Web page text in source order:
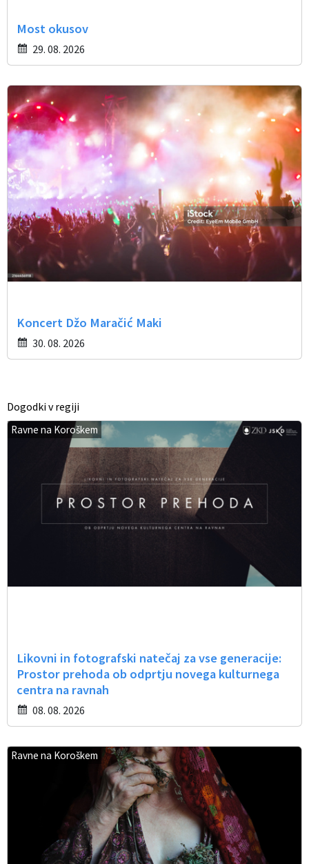
Most okusov
29. 08. 2026
Koncert Džo Maračić Maki
30. 08. 2026
Dogodki v regiji
Ravne na Koroškem
Likovni in fotografski natečaj za vse generacije:
Prostor prehoda ob odprtju novega kulturnega
centra na ravnah
08. 08. 2026
Ravne na Koroškem